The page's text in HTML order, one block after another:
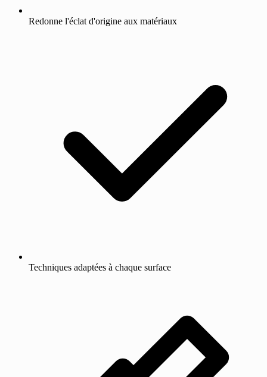
Redonne l'éclat d'origine aux matériaux
Techniques adaptées à chaque surface